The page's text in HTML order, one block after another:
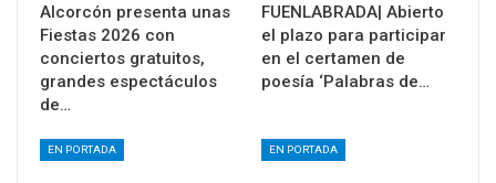
Alcorcón presenta unas
Fiestas 2026 con
conciertos gratuitos,
grandes espectáculos
de…
FUENLABRADA| Abierto
el plazo para participar
en el certamen de
poesía ‘Palabras de…
EN PORTADA EN PORTADA